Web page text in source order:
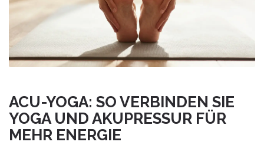
ACU-YOGA: SO VERBINDEN SIE
YOGA UND AKUPRESSUR FÜR
MEHR ENERGIE